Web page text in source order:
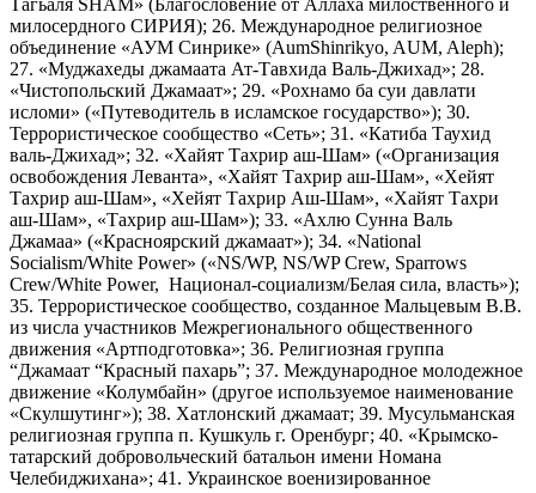
Тагьаля SHAM» (Благословение от Аллаха милоственного и
милосердного СИРИЯ); 26. Международное религиозное
объединение «АУМ Синрике» (AumShinrikyo, AUM, Aleph);
27. «Муджахеды джамаата Ат-Тавхида Валь-Джихад»; 28.
«Чистопольский Джамаат»; 29. «Рохнамо ба суи давлати
исломи» («Путеводитель в исламское государство»); 30.
Террористическое сообщество «Сеть»; 31. «Катиба Таухид
валь-Джихад»; 32. «Хайят Тахрир аш-Шам» («Организация
освобождения Леванта», «Хайят Тахрир аш-Шам», «Хейят
Тахрир аш-Шам», «Хейят Тахрир Аш-Шам», «Хайят Тахри
аш-Шам», «Тахрир аш-Шам»); 33. «Ахлю Сунна Валь
Джамаа» («Красноярский джамаат»); 34. «National
Socialism/White Power» («NS/WP, NS/WP Crew, Sparrows
Crew/White Power, Национал-социализм/Белая сила, власть»);
35. Террористическое сообщество, созданное Мальцевым В.В.
из числа участников Межрегионального общественного
движения «Артподготовка»; 36. Религиозная группа
“Джамаат “Красный пахарь”; 37. Международное молодежное
движение «Колумбайн» (другое используемое наименование
«Скулшутинг»); 38. Хатлонский джамаат; 39. Мусульманская
религиозная группа п. Кушкуль г. Оренбург; 40. «Крымско-
татарский добровольческий батальон имени Номана
Челебиджихана»; 41. Украинское военизированное